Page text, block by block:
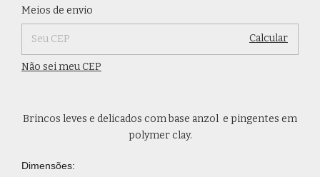
Entregas para o CEP:
Meios de envio
Calcular
Não sei meu CEP
Brincos leves e delicados com base anzol e pingentes em
polymer clay.
Dimensões: